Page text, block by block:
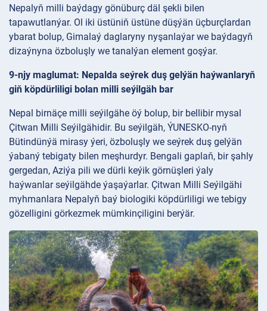
Nepalyň milli baýdagy gönüburç däl şekli bilen
tapawutlanýar. Ol iki üstüniň üstüne düşýän üçburçlardan
ybarat bolup, Gimalaý daglaryny nyşanlaýar we baýdagyň
dizaýnyna özboluşly we tanalýan element goşýar.
9-njy maglumat: Nepalda seýrek duş gelýän haýwanlaryň
giň köpdürliligi bolan milli seýilgäh bar
Nepal birnäçe milli seýilgähe öý bolup, bir bellibir mysal
Çitwan Milli Seýilgähidir. Bu seýilgäh, ÝUNESKO-nyň
Bütindünýä mirasy ýeri, özboluşly we seýrek duş gelýän
ýabaný tebigaty bilen meşhurdyr. Bengali gaplaň, bir şahly
gergedan, Aziýa pili we dürli keýik görnüşleri ýaly
haýwanlar seýilgähde ýaşaýarlar. Çitwan Milli Seýilgähi
myhmanlara Nepalyň baý biologiki köpdürliligi we tebigy
gözelligini görkezmek mümkinçiligini berýär.